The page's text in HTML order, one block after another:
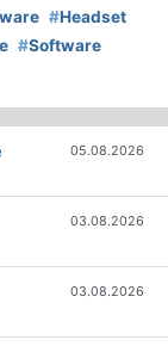
#Headset
#Software
05.08.2026
03.08.2026
03.08.2026